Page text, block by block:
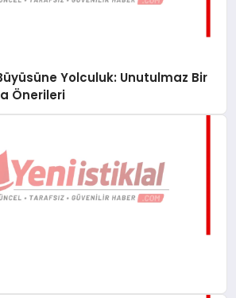
Yolculuk: Unutulmaz Bir
Önerileri